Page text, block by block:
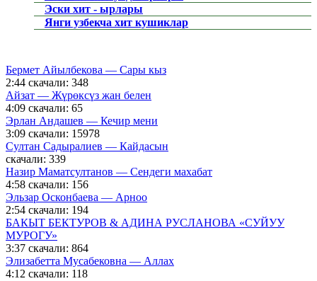
Эски хит - ырлары
Янги узбекча хит кушиклар
Бермет Айылбекова — Сары кыз
2:44 скачали: 348
Айзат — Жүрөксүз жан белен
4:09 скачали: 65
Эрлан Андашев — Кечир мени
3:09 скачали: 15978
Султан Садыралиев — Кайдасын
скачали: 339
Назир Маматсултанов — Сендеги махабат
4:58 скачали: 156
Эльзар Осконбаева — Арноо
2:54 скачали: 194
БАКЫТ БЕКТУРОВ & АДИНА РУСЛАНОВА «СУЙУУ
МУРОГУ»
3:37 скачали: 864
Элизабетта Мусабековна — Аллах
4:12 скачали: 118